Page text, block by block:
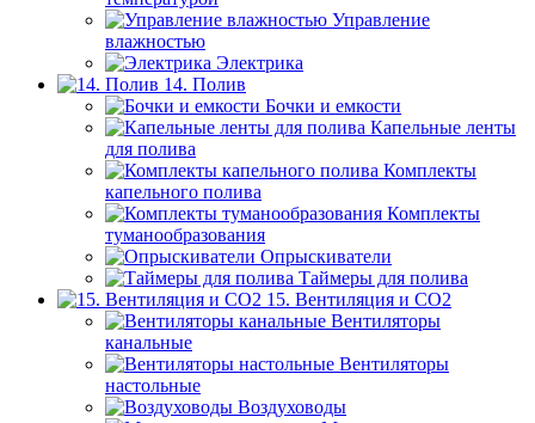
Управление
влажностью
Электрика
14. Полив
Бочки и емкости
Капельные ленты
для полива
Комплекты
капельного полива
Комплекты
туманообразования
Опрыскиватели
Таймеры для полива
15. Вентиляция и CO2
Вентиляторы
канальные
Вентиляторы
настольные
Воздуховоды